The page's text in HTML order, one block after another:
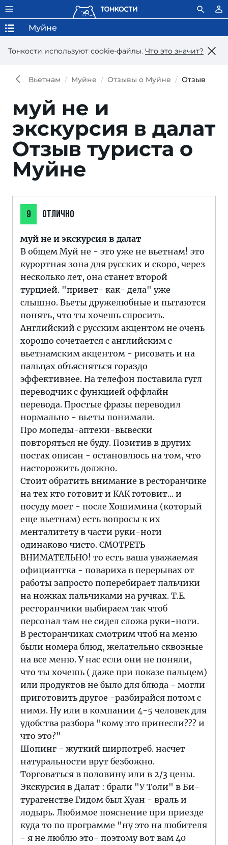
Тонкости используют сookie-файлы. Что это значит?
Муйне
Вьетнам Муйне Отзывы о Муйне Отзыв
муй не и
экскурсия в далат
Отзыв туриста о
Муйне
9 ОТЛИЧНО
муй не и экскурсия в далат
В общем Муй не - это уже не вьетнам! это
курортная зона для русских и скоро, через
несколько лет, она станет второй
турцией. "привет- как- дела" уже
слышно. Вьеты дружелюбные и пытаются
понять, что ты хочешь спросить.
Английский с русским акцентом не очень
хорошо сочетается с английским с
вьетнамским акцентом - рисовать и на
пальцах объясняться гораздо
эффективнее. На телефон поставила гугл
переводчик с функцией оффлайн
перевода. Простые фразы переводил
нормально - вьеты понимали.
Про мопеды-аптеки-вывески
повторяться не буду. Позитив в других
постах описан - остановлюсь на том, что
насторожить должно.
Стоит обратить внимание в ресторанчике
на тех кто готовит и КАК готовит... и
посуду моет - после Хошимина (который
еще вьетнам) есть вопросы к их
менталитету в части руки-ноги
одинаково чисто. СМОТРЕТЬ
ВНИМАТЕЛЬНО! то есть ваша уважаемая
официантка - повариха в перерывах от
работы запросто поперебирает пальчики
на ножках пальчиками на ручках. Т.Е.
ресторанчики выбираем так чтоб
персонал там не сидел сложа руки-ноги.
В ресторанчиках смотрим чтоб на меню
были номера блюд, желательно сквозные
на все меню. У нас если они не поняли,
что ты хочешь ( даже при показе пальцем)
или продуктов не было для блюда - могли
приготовить другое -разбирайся потом с
ними. Ну или в компании 4-5 человек для
удобства разбора "кому это принесли??? и
что это?"
Шопинг - жуткий ширпотреб. насчет
натуральности врут безбожно.
Торговаться в половину или в 2/3 цены.
Экскурсия в Далат : брали "У Толи" в Би-
турагенстве Гидом был Хуан - враль и
лодырь. Любимое пояснение при приезде
куда то по программе "ну это на любителя
- я не люблю это- поэтому вот вам 40